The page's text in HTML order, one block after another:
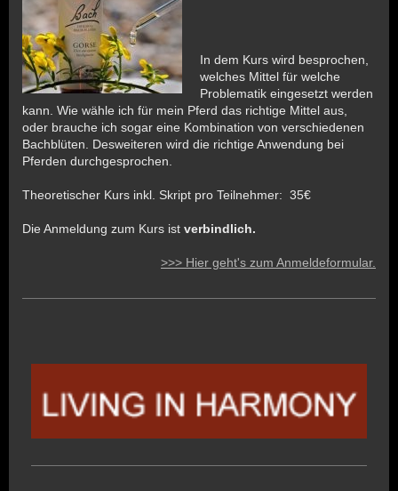
In dem Kurs wird besprochen,
welches Mittel für welche
Problematik eingesetzt werden
kann. Wie wähle ich für mein Pferd das richtige Mittel aus,
oder brauche ich sogar eine Kombination von verschiedenen
Bachblüten. Desweiteren wird die richtige Anwendung bei
Pferden durchgesprochen.
Theoretischer Kurs inkl. Skript pro Teilnehmer: 35€
Die Anmeldung zum Kurs ist verbindlich.
>>> Hier geht's zum Anmeldeformular.